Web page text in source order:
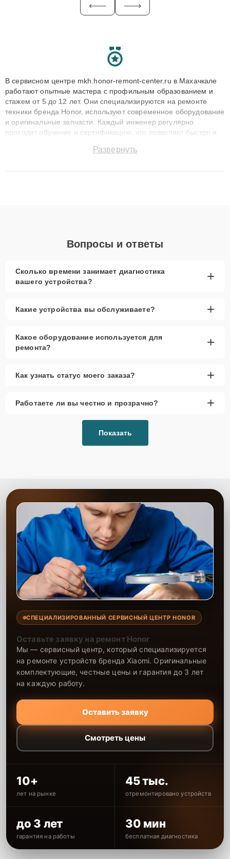
В сервисном центре mkh.honor-remont-center.ru в Махачкале
работают опытные мастера с профильным образованием и
стажем от 5 до 12 лет. Они специализируются на ремонте
техники бренда Honor, используют современное оборудование
и оригинальные запчасти. Каждый инженер регулярно
проходит обучение и сертификацию, что позволяет быстро и
сохранением гарантии до 3 лет. Наши мастера решают
Развернуть
Вопросы и ответы
Сколько времени занимает диагностика
вашего устройства?
+
Какие устройства вы обслуживаете? +
Какое оборудование используется для
ремонта?
+
Как узнать статус моего заказа? +
Работаете ли вы честно и прозрачно? +
Показать
СПЕЦИАЛИЗИРОВАННЫЙ СЕРВИСНЫЙ ЦЕНТР HONOR
Оставьте заявку на ремонт Honor
Мы — сервисный центр, который специализируется
на ремонте устройств бренда Xiaomi. Оригинальные
комплектующие, честные цены и гарантия до 3 лет
на каждую работу.
Оставить заявку
Смотреть цены
10+
лет на рынке
45 тыс.
отремонтировано устройств
до 3 лет
гарантия на работы
30 мин
бесплатная диагностика